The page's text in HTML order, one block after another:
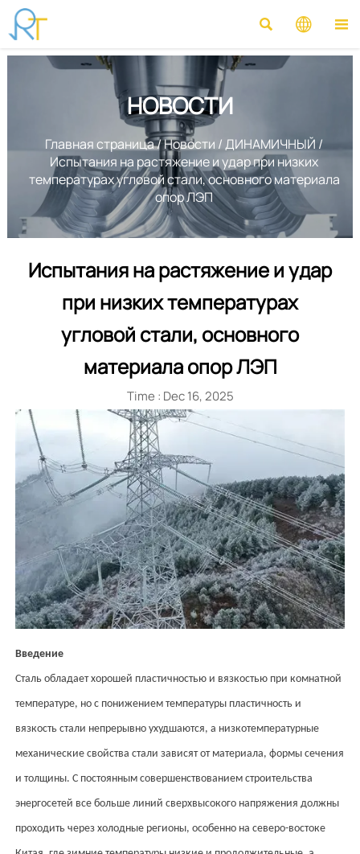
  
НОВОСТИ
Главная страница/Новости /ДИНАМИЧНЫЙ /
Испытания на растяжение и удар при низких
температурах угловой стали, основного материала
опор ЛЭП
Испытания на растяжение и удар
при низких температурах
угловой стали, основного
материала опор ЛЭП
Time : Dec 16, 2025
Введение
Сталь обладает хорошей пластичностью и вязкостью при комнатной
температуре, но с понижением температуры пластичность и
вязкость стали непрерывно ухудшаются, а низкотемпературные
механические свойства стали зависят от материала, формы сечения
и толщины. С постоянным совершенствованием строительства
энергосетей все больше линий сверхвысокого напряжения должны
проходить через холодные регионы, особенно на северо-востоке